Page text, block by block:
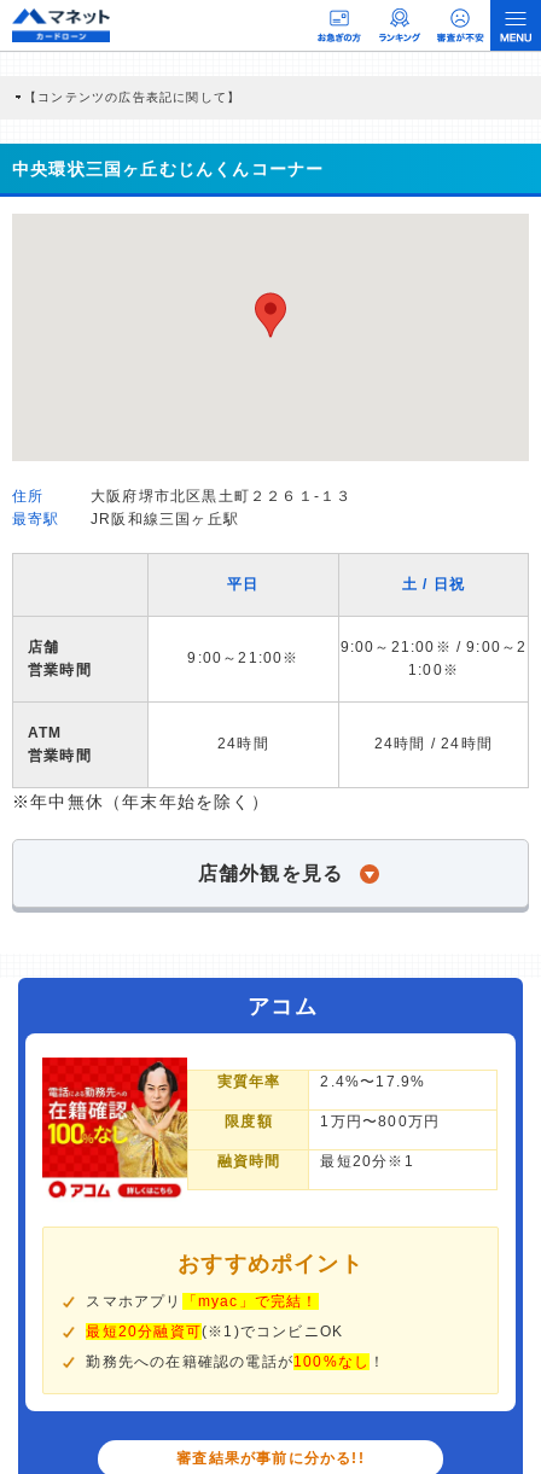
【コンテンツの広告表記に関して】
商品を根拠なくPRするものではなく、当編集部の調査／ユーザーへの口コミ収集な
どに基づき、公平性を担保した情報提供を行っています。
>提携企業一覧
中央環状三国ヶ丘むじんくんコーナー
住所
大阪府堺市北区黒土町２２６１-１３
最寄駅
JR阪和線三国ヶ丘駅
平日 土 / 日祝
店舗
営業時間
9:00～21:00※
9:00～21:00※ / 9:00～2
1:00※
ATM
営業時間
24時間 24時間 / 24時間
※年中無休（年末年始を除く）
店舗外観を見る
アコム
実質年率 2.4%〜17.9%
限度額 1万円〜800万円
融資時間 最短20分※1
おすすめポイント
スマホアプリ
「myac」で完結！
最短20分融資可(※1)でコンビニOK
勤務先への在籍確認の電話が100%なし ！
審査結果が事前に分かる!!